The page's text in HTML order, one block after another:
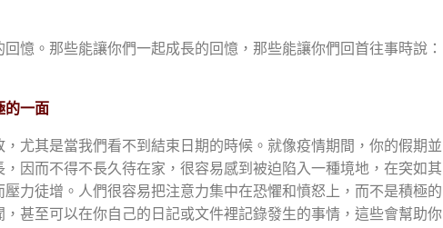
憶。那些能讓你們一起成長的回憶，那些能讓你們回首往事時說：
的一面
尤其是當我們看不到結束日期的時候。就像疫情期間，你的假期並
因而不得不長久待在家，很容易感到被迫陷入一種境地，在突如其
力徒增。人們很容易把注意力集中在恐懼和憤怒上，而不是積極的
甚至可以在你自己的日記或文件裡記錄發生的事情，這些會幫助你